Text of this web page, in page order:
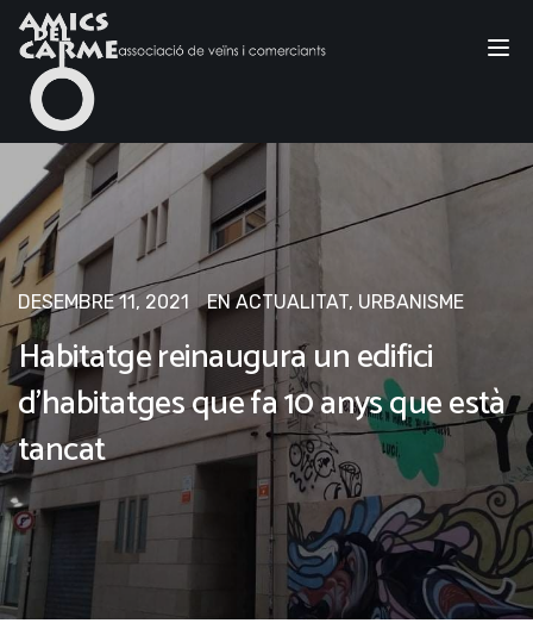
DESEMBRE 11, 2021 ENACTUALITAT, URBANISME
Habitatge reinaugura un edifici
d’habitatges que fa 10 anys que està
tancat